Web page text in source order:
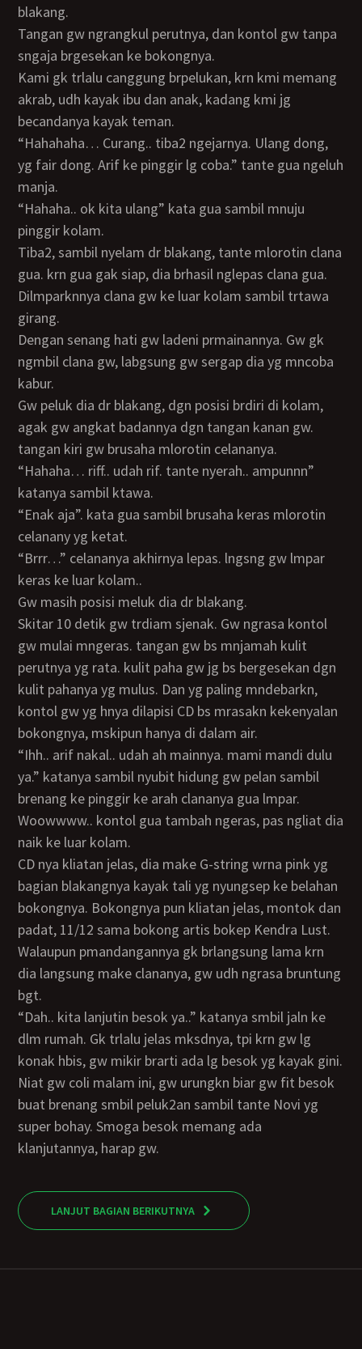
blakang.
Tangan gw ngrangkul perutnya, dan kontol gw tanpa
sngaja brgesekan ke bokongnya.
Kami gk trlalu canggung brpelukan, krn kmi memang
akrab, udh kayak ibu dan anak, kadang kmi jg
becandanya kayak teman.
“hahahaha… Curang.. tiba2 ngejarnya. Ulang dong,
yg fair dong. Arif ke pinggir lg coba.” tante gua ngeluh
manja.
“hahaha.. ok kita ulang” kata gua sambil mnuju
pinggir kolam.
Tiba2, sambil nyelam dr blakang, tante mlorotin clana
gua. krn gua gak siap, dia brhasil nglepas clana gua.
Dilmparknnya clana gw ke luar kolam sambil trtawa
girang.
Dengan senang hati gw ladeni prmainannya. Gw gk
ngmbil clana gw, labgsung gw sergap dia yg mncoba
kabur.
Gw peluk dia dr blakang, dgn posisi brdiri di kolam,
agak gw angkat badannya dgn tangan kanan gw.
tangan kiri gw brusaha mlorotin celananya.
“hahaha… riff.. udah rif. tante nyerah.. ampunnn”
katanya sambil ktawa.
“enak aja”. kata gua sambil brusaha keras mlorotin
celanany yg ketat.
“brrr…” celananya akhirnya lepas. lngsng gw lmpar
keras ke luar kolam..
gw masih posisi meluk dia dr blakang.
Skitar 10 detik gw trdiam sjenak. Gw ngrasa kontol
gw mulai mngeras. tangan gw bs mnjamah kulit
perutnya yg rata. kulit paha gw jg bs bergesekan dgn
kulit pahanya yg mulus. Dan yg paling mndebarkn,
kontol gw yg hnya dilapisi CD bs mrasakn kekenyalan
bokongnya, mskipun hanya di dalam air.
“ihh.. arif nakal.. udah ah mainnya. mami mandi dulu
ya.” katanya sambil nyubit hidung gw pelan sambil
brenang ke pinggir ke arah clananya gua lmpar.
Woowwww.. kontol gua tambah ngeras, pas ngliat dia
naik ke luar kolam.
CD nya kliatan jelas, dia make G-string wrna pink yg
bagian blakangnya kayak tali yg nyungsep ke belahan
bokongnya. Bokongnya pun kliatan jelas, montok dan
padat, 11/12 sama bokong artis bokep Kendra Lust.
Walaupun pmandangannya gk brlangsung lama krn
dia langsung make clananya, gw udh ngrasa bruntung
bgt.
“Dah.. kita lanjutin besok ya..” katanya smbil jaln ke
dlm rumah. Gk trlalu jelas mksdnya, tpi krn gw lg
konak hbis, gw mikir brarti ada lg besok yg kayak gini.
Niat gw coli malam ini, gw urungkn biar gw fit besok
buat brenang smbil peluk2an sambil tante Novi yg
super bohay. Smoga besok memang ada
klanjutannya, harap gw.
LANJUT BAGIAN BERIKUTNYA